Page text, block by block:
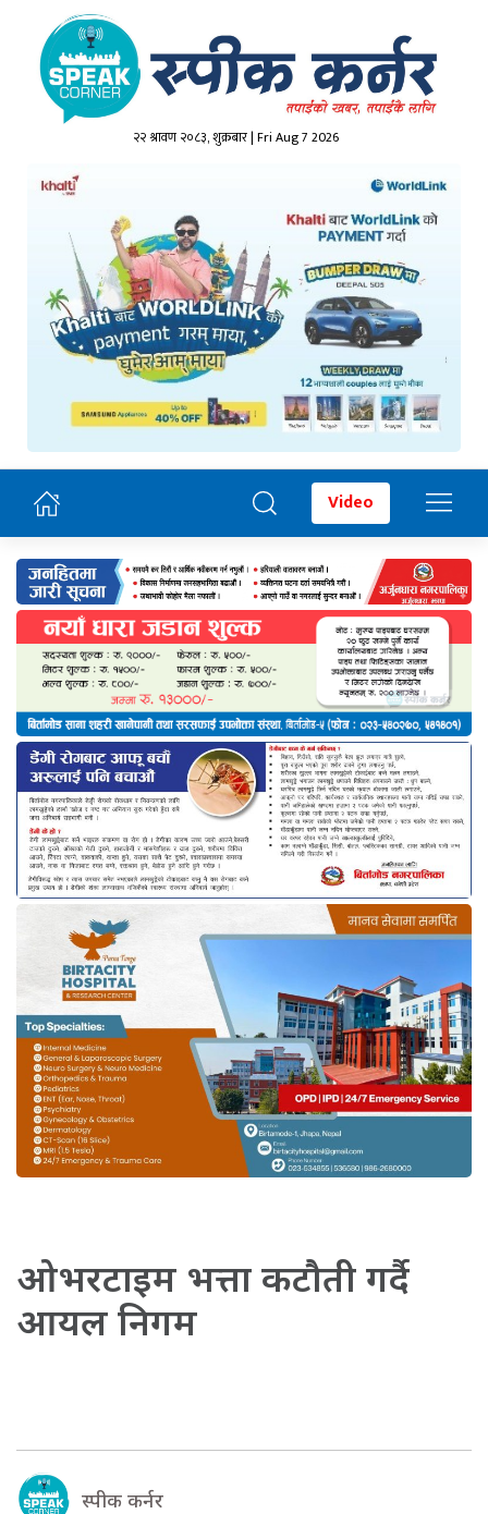
२२ श्रावण २०८३, शुक्रबार | Fri Aug 7 2026
Video
ओभरटाइम भत्ता कटौती गर्दै
आयल निगम
स्पीक कर्नर